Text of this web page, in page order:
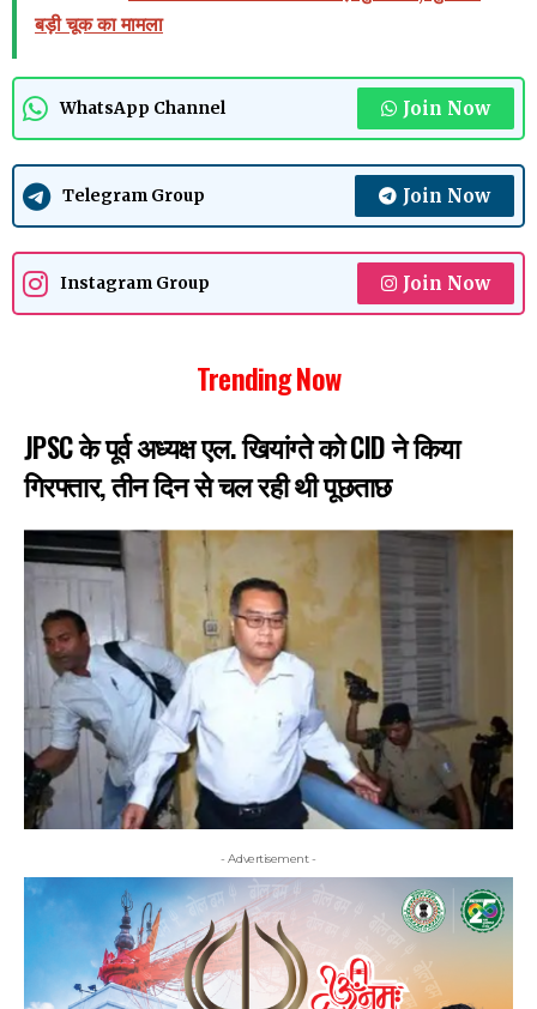
बड़ी चूक का मामला
WhatsApp Channel Join Now
Telegram Group Join Now
Instagram Group Join Now
Trending Now
JPSC के पूर्व अध्यक्ष एल. खियांग्ते को CID ने किया
गिरफ्तार, तीन दिन से चल रही थी पूछताछ
- Advertisement -